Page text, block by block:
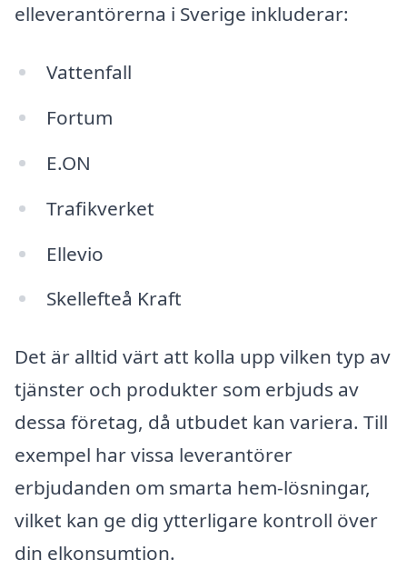
elleverantörerna i Sverige inkluderar:
Vattenfall
Fortum
E.ON
Trafikverket
Ellevio
Skellefteå Kraft
Det är alltid värt att kolla upp vilken typ av
tjänster och produkter som erbjuds av
dessa företag, då utbudet kan variera. Till
exempel har vissa leverantörer
erbjudanden om smarta hem-lösningar,
vilket kan ge dig ytterligare kontroll över
din elkonsumtion.